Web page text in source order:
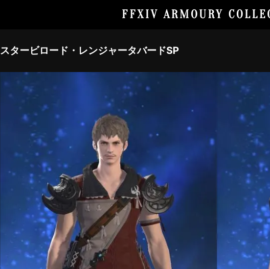
FFXIV ARMOURY
スタービロード・レンジャータバードSP